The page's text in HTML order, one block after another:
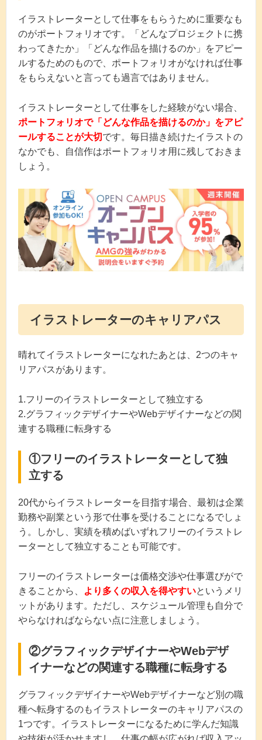
イラストレーターとして仕事をもらうために重要なも
のがポートフォリオです。「どんなプロジェクトに携
わってきたか」「どんな作品を描けるのか」をアピー
ルするためのもので、ポートフォリオがなければ仕事
をもらえないと言っても過言ではありません。
イラストレーターとして仕事をした経験がない場合、
ポートフォリオで「どんな作品を描けるのか」をアピ
ールすることが大切です。毎日描き続けたイラストの
なかでも、自信作はポートフォリオ用に残しておきま
しょう。
イラストレーターのキャリアパス
晴れてイラストレーターになれたあとは、2つのキャ
リアパスがあります。
1.フリーのイラストレーターとして独立する
2.グラフィックデザイナーやWebデザイナーなどの関
連する職種に転身する
①フリーのイラストレーターとして独
立する
20代からイラストレーターを目指す場合、最初は企業
勤務や副業という形で仕事を受けることになるでしょ
う。しかし、実績を積めばいずれフリーのイラストレ
ーターとして独立することも可能です。
フリーのイラストレーターは価格交渉や仕事選びがで
きることから、
より多くの収入を得やすいというメリ
ットがあります。ただし、スケジュール管理も自分で
やらなければならない点に注意しましょう。
②グラフィックデザイナーやWebデザ
イナーなどの関連する職種に転身する
グラフィックデザイナーやWebデザイナーなど別の職
種へ転身するのもイラストレーターのキャリアパスの
1つです。イラストレーターになるために学んだ知識